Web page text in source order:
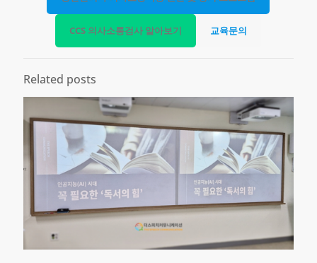
CCS 의사소통검사 알아보기 교육문의
Related posts